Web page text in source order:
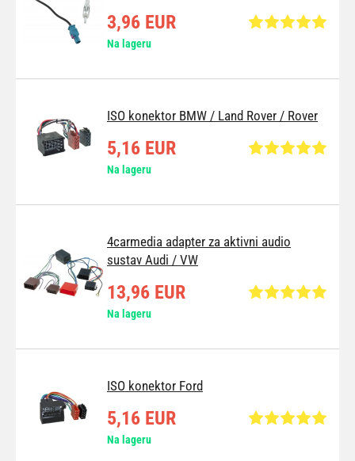
3,96 EUR
Na lageru
ISO konektor BMW / Land Rover / Rover
5,16 EUR
Na lageru
4carmedia adapter za aktivni audio
sustav Audi / VW
13,96 EUR
Na lageru
ISO konektor Ford
5,16 EUR
Na lageru